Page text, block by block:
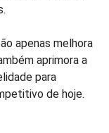
apenas melhora
aprimora a
para
de hoje.